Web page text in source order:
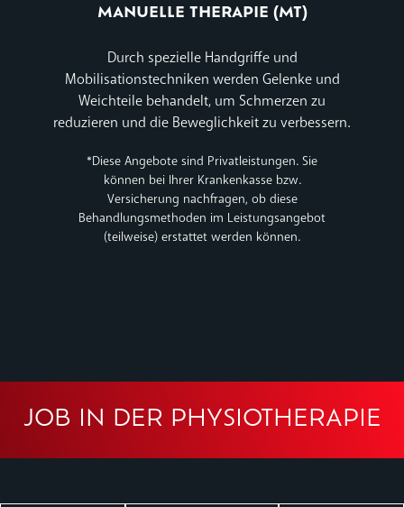
MANUELLE THERAPIE (MT)
Durch spezielle Handgriffe und
Mobilisationstechniken werden Gelenke und
Weichteile behandelt, um Schmerzen zu
reduzieren und die Beweglichkeit zu verbessern.
*Diese Angebote sind Privatleistungen. Sie
können bei Ihrer Krankenkasse bzw.
Versicherung nachfragen, ob diese
Behandlungsmethoden im Leistungsangebot
(teilweise) erstattet werden können.
JOB IN DER PHYSIOTHERAPIE